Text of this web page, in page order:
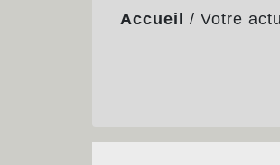
Accueil / Votre